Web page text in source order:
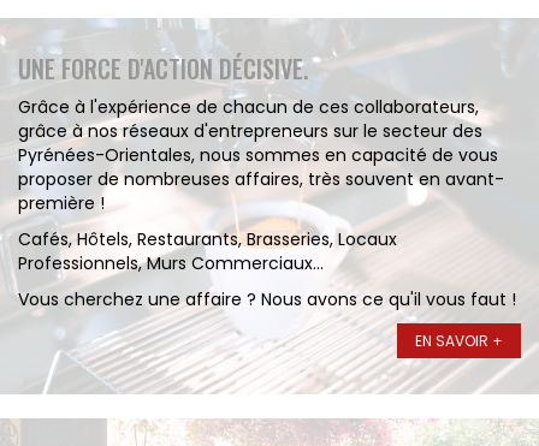
UNE FORCE D'ACTION DÉCISIVE.
Grâce à l'expérience de chacun de ces collaborateurs,
grâce à nos réseaux d'entrepreneurs sur le secteur des
Pyrénées-Orientales, nous sommes en capacité de vous
proposer de nombreuses affaires, très souvent en avant-
première !
Cafés, Hôtels, Restaurants, Brasseries, Locaux
Professionnels, Murs Commerciaux...
Vous cherchez une affaire ? Nous avons ce qu'il vous faut !
EN SAVOIR +